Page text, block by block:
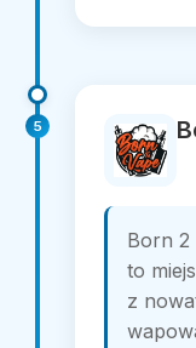
5
Born 2
to
z